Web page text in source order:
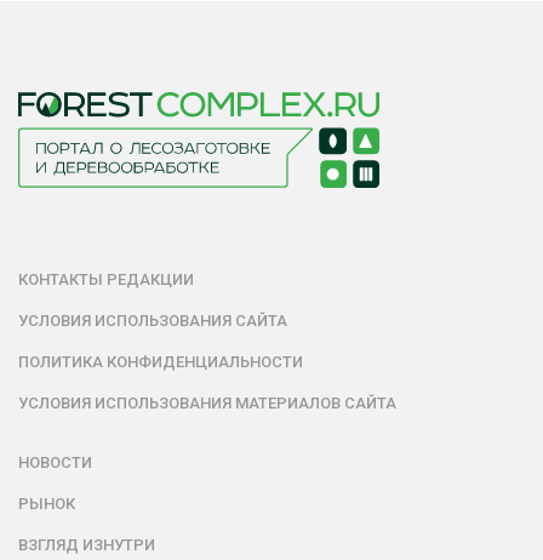
КОНТАКТЫ РЕДАКЦИИ
УСЛОВИЯ ИСПОЛЬЗОВАНИЯ САЙТА
ПОЛИТИКА КОНФИДЕНЦИАЛЬНОСТИ
УСЛОВИЯ ИСПОЛЬЗОВАНИЯ МАТЕРИАЛОВ САЙТА
НОВОСТИ
РЫНОК
ВЗГЛЯД ИЗНУТРИ